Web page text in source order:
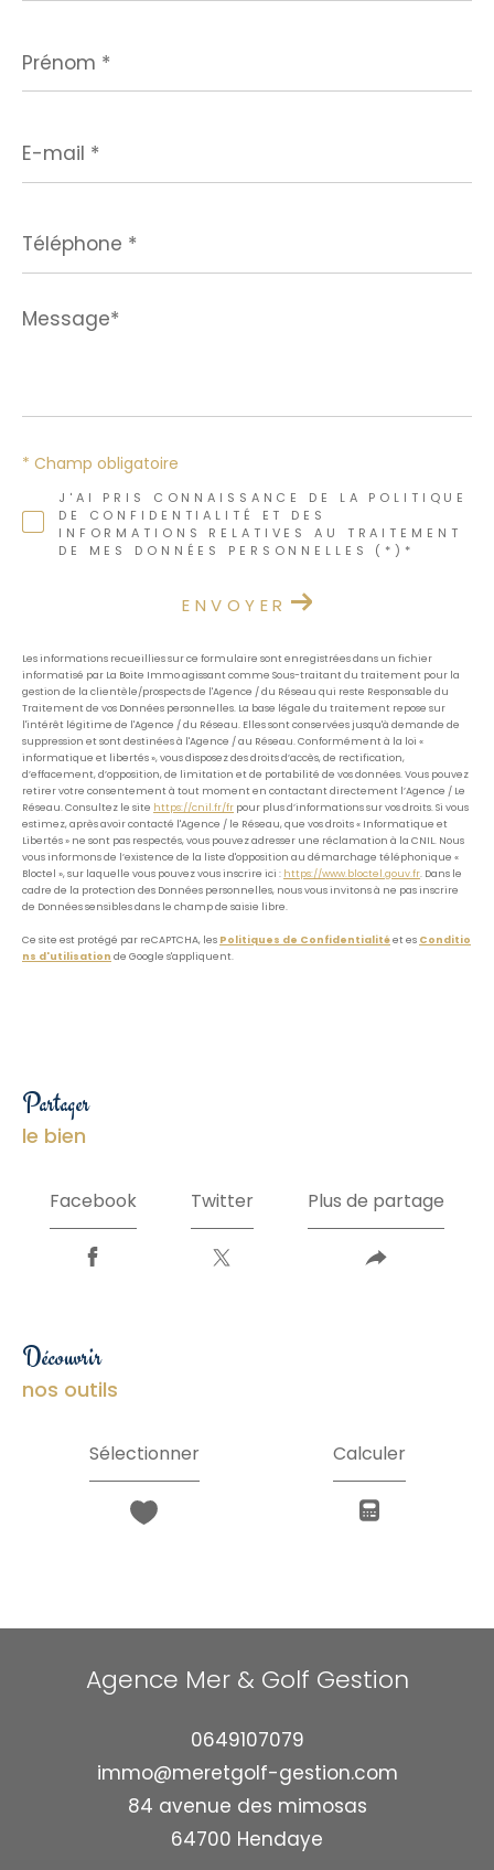
*
mail
*
*
Message*
*
J'AI PRIS CONNAISSANCE DE LA POLITIQUE
DE CONFIDENTIALITÉ ET DES
INFORMATIONS RELATIVES AU TRAITEMENT
DE MES DONNÉES PERSONNELLES (*)*
* Champ obligatoire
ENVOYER
Les informations recueillies sur ce formulaire sont enregistrées dans un fichier
informatisé par La Boite Immo agissant comme Sous-traitant du traitement pour la
gestion de la clientèle/prospects de l'Agence / du Réseau qui reste Responsable du
Traitement de vos Données personnelles. La base légale du traitement repose sur
l'intérêt légitime de l'Agence / du Réseau. Elles sont conservées jusqu'à demande de
suppression et sont destinées à l'Agence / au Réseau. Conformément à la loi «
informatique et libertés », vous disposez des droits d’accès, de rectification,
d’effacement, d’opposition, de limitation et de portabilité de vos données. Vous pouvez
retirer votre consentement à tout moment en contactant directement l’Agence / Le
Réseau. Consultez le site https://cnil.fr/fr pour plus d’informations sur vos droits. Si vous
estimez, après avoir contacté l'Agence / le Réseau, que vos droits « Informatique et
Libertés » ne sont pas respectés, vous pouvez adresser une réclamation à la CNIL. Nous
vous informons de l’existence de la liste d'opposition au démarchage téléphonique «
Bloctel », sur laquelle vous pouvez vous inscrire ici : https://www.bloctel.gouv.fr. Dans le
cadre de la protection des Données personnelles, nous vous invitons à ne pas inscrire
de Données sensibles dans le champ de saisie libre.
Ce site est protégé par reCAPTCHA, les Politiques de Confidentialitéet es Conditio
ns d'utilisation de Google s'appliquent.
partager
le bien
Facebook Twitter Plus de partage
découvrir
nos outils
Sélectionner Calculer
Agence Mer & Golf Gestion
0649107079
immo@meretgolf-gestion.com
84 avenue des mimosas
64700
hendaye